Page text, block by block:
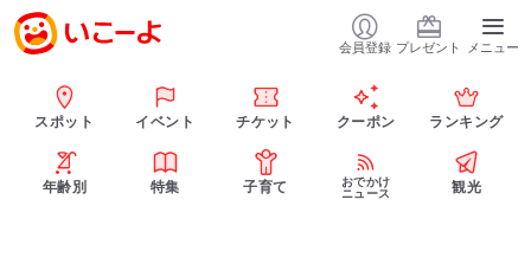
会員登録 プレゼント メニュー
スポット イベント チケット クーポン ランキング
年齢別 特集 子育て
おでかけ
ニュース
観光